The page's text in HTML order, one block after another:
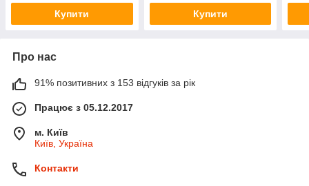
Купити Купити
Про нас
91% позитивних з 153 відгуків за рік
Працює з 05.12.2017
м. Київ
Київ, Україна
Контакти